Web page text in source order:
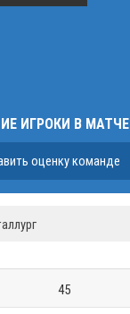
ИГРОКИ В МАТЧЕ
оценку команде
45